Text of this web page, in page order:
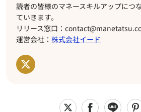
読者の皆様のマネースキルアップにつ
ていきます。
リリース窓口：
運営会社： 株式会社イード